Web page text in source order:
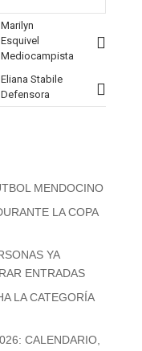
Marilyn
Esquivel
Mediocampista
Eliana Stabile
Defensora
MENDOCINO
LA COPA
YA
ENTRADAS
LA CATEGORÍA
CALENDARIO,